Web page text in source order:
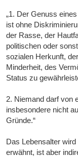
„1. Der Genuss
ist ohne
der Rasse, der
politischen oder
sozialen Herkunft,
Minderheit, des
Status zu
2. Niemand darf von
insbesondere nicht
Gründe.“
Das Lebensalter
erwähnt, ist aber